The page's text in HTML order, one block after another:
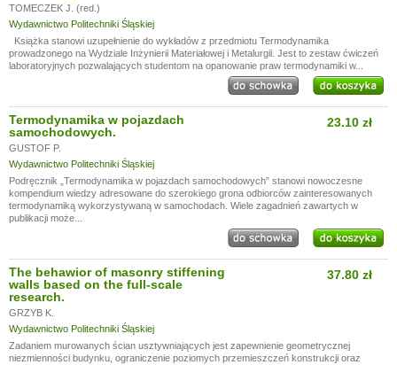
TOMECZEK J. (red.)
Wydawnictwo Politechniki Śląskiej
Książka stanowi uzupełnienie do wykładów z przedmiotu Termodynamika
prowadzonego na Wydziale Inżynierii Materiałowej i Metalurgii. Jest to zestaw ćwiczeń
laboratoryjnych pozwalających studentom na opanowanie praw termodynamiki w...
Termodynamika w pojazdach
samochodowych.
GUSTOF P.
Wydawnictwo Politechniki Śląskiej
23.10 zł
Podręcznik „Termodynamika w pojazdach samochodowych” stanowi nowoczesne
kompendium wiedzy adresowane do szerokiego grona odbiorców zainteresowanych
termodynamiką wykorzystywaną w samochodach. Wiele zagadnień zawartych w
publikacji może...
The behawior of masonry stiffening
walls based on the full-scale
research.
GRZYB K.
Wydawnictwo Politechniki Śląskiej
37.80 zł
Zadaniem murowanych ścian usztywniających jest zapewnienie geometrycznej
niezmienności budynku, ograniczenie poziomych przemieszczeń konstrukcji oraz